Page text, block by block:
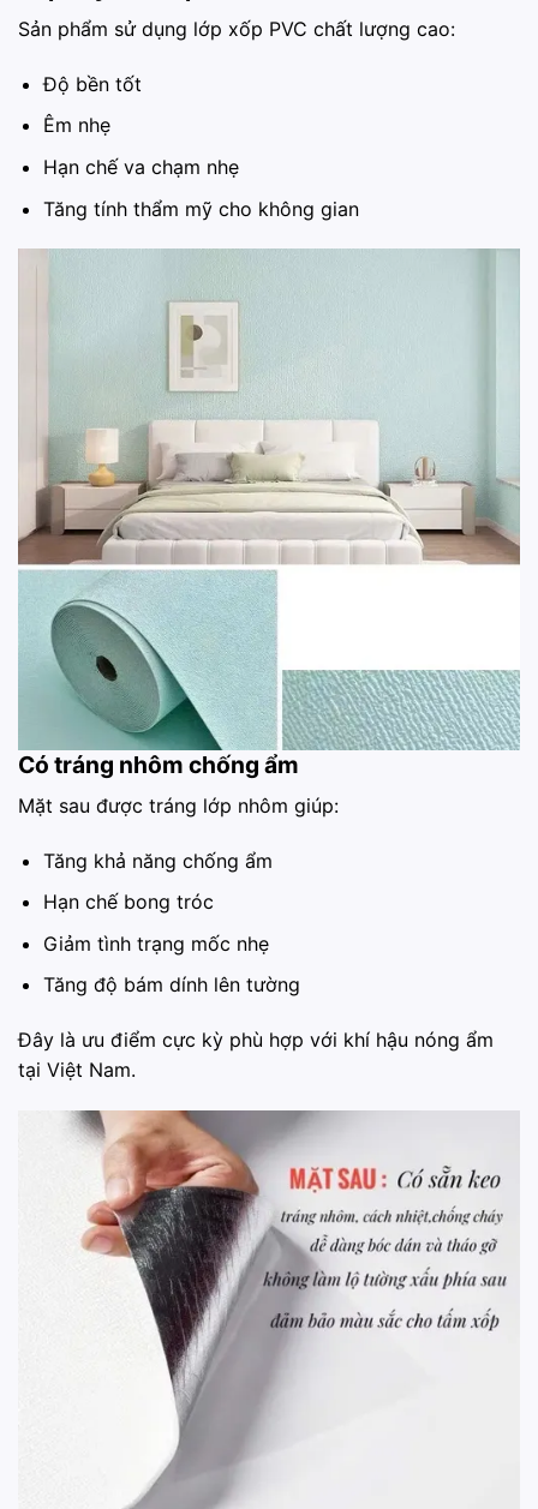
Sản phẩm sử dụng lớp xốp PVC chất lượng cao:
Độ bền tốt
Êm nhẹ
Hạn chế va chạm nhẹ
Tăng tính thẩm mỹ cho không gian
Có tráng nhôm chống ẩm
Mặt sau được tráng lớp nhôm giúp:
Tăng khả năng chống ẩm
Hạn chế bong tróc
Giảm tình trạng mốc nhẹ
Tăng độ bám dính lên tường
Đây là ưu điểm cực kỳ phù hợp với khí hậu nóng ẩm
tại Việt Nam.